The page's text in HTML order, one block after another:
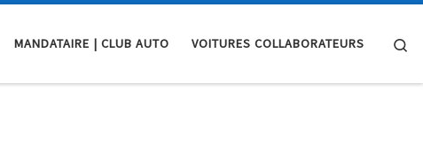
MANDATAIRE | CLUB AUTO VOITURES COLLABORATEURS